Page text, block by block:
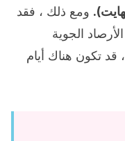
ومع ذلك ، فقد
الجوية
تكون هناك أيام